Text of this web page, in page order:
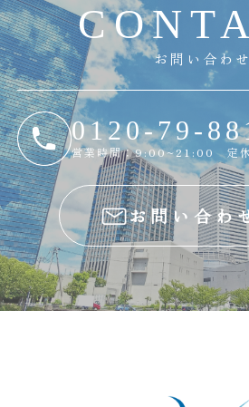
CONTA
お問い合わせ
0120-79-
営業時間：9:00~21:00 定休
お問い合わ